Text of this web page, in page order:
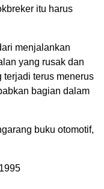
itu harus
menjalankan
yang rusak dan
terjadi terus menerus
bagian dalam
buku otomotif,